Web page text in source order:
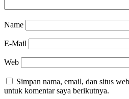
Name
E-Mail
Web
Simpan nama, email, dan situs
untuk komentar saya berikutnya.